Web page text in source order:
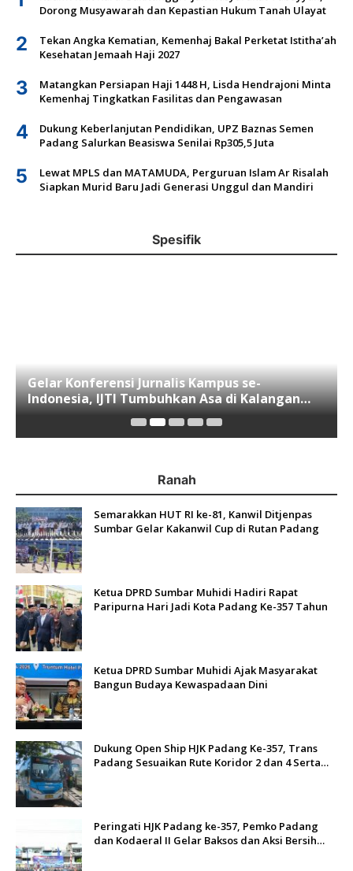
Dorong Musyawarah dan Kepastian Hukum Tanah Ulayat
2
Tekan Angka Kematian, Kemenhaj Bakal Perketat Istitha’ah
Kesehatan Jemaah Haji 2027
3
Matangkan Persiapan Haji 1448 H, Lisda Hendrajoni Minta
Kemenhaj Tingkatkan Fasilitas dan Pengawasan
4
Dukung Keberlanjutan Pendidikan, UPZ Baznas Semen
Padang Salurkan Beasiswa Senilai Rp305,5 Juta
5
Lewat MPLS dan MATAMUDA, Perguruan Islam Ar Risalah
Siapkan Murid Baru Jadi Generasi Unggul dan Mandiri
Spesifik
Gelar Konferensi Jurnalis Kampus se-
Indonesia, IJTI Tumbuhkan Asa di Kalangan
Jurnalis Muda di Era Disruspi Digital
Ranah
Semarakkan HUT RI ke-81, Kanwil Ditjenpas
Sumbar Gelar Kakanwil Cup di Rutan Padang
Ketua DPRD Sumbar Muhidi Hadiri Rapat
Paripurna Hari Jadi Kota Padang Ke-357 Tahun
Ketua DPRD Sumbar Muhidi Ajak Masyarakat
Bangun Budaya Kewaspadaan Dini
Dukung Open Ship HJK Padang Ke-357, Trans
Padang Sesuaikan Rute Koridor 2 dan 4 Serta
Peringati HJK Padang ke-357, Pemko Padang
dan Kodaeral II Gelar Baksos dan Aksi Bersih